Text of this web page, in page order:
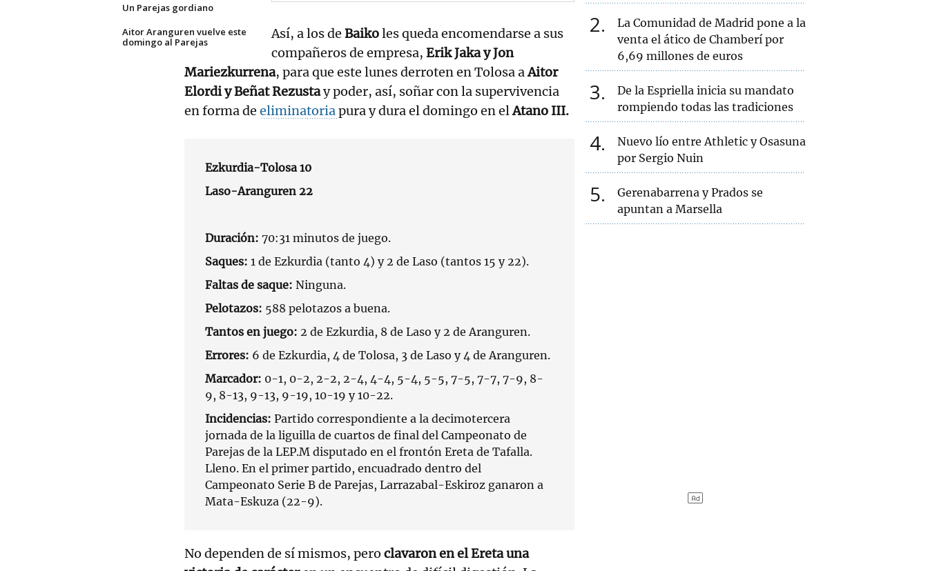
Un Parejas gordiano
Aitor Aranguren vuelve este
domingo al Parejas
Así, a los de Baikoles queda encomendarse a sus
compañeros de empresa,Erik Jaka y Jon
Mariezkurrena, para que este lunes derroten en Tolosa aAitor
Elordi y Beñat Rezustay poder, así, soñar con la supervivencia
en forma de eliminatoriapura y dura el domingo en elAtano III.
Ezkurdia-Tolosa 10
Laso-Aranguren 22
Duración: 70:31 minutos de juego.
Saques: 1 de Ezkurdia (tanto 4) y 2 de Laso (tantos 15 y 22).
Faltas de saque: Ninguna.
Pelotazos: 588 pelotazos a buena.
Tantos en juego: 2 de Ezkurdia, 8 de Laso y 2 de Aranguren.
Errores: 6 de Ezkurdia, 4 de Tolosa, 3 de Laso y 4 de Aranguren.
Marcador: 0-1, 0-2, 2-2, 2-4, 4-4, 5-4, 5-5, 7-5, 7-7, 7-9, 8-
9, 8-13, 9-13, 9-19, 10-19 y 10-22.
Incidencias: Partido correspondiente a la decimotercera
jornada de la liguilla de cuartos de final del Campeonato de
Parejas de la LEP.M disputado en el frontón Ereta de Tafalla.
Lleno. En el primer partido, encuadrado dentro del
Campeonato Serie B de Parejas, Larrazabal-Eskiroz ganaron a
Mata-Eskuza (22-9).
No dependen de sí mismos, pero clavaron en el Ereta una
2
La Comunidad de Madrid pone a la
venta el ático de Chamberí por
6,69 millones de euros
3
De la Espriella inicia su mandato
rompiendo todas las tradiciones
4
Nuevo lío entre Athletic y Osasuna
por Sergio Nuin
5
Gerenabarrena y Prados se
apuntan a Marsella